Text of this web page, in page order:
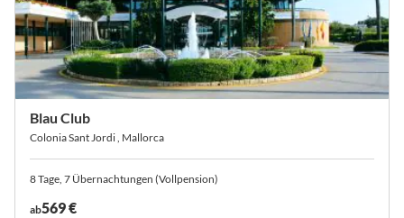
Blau Club
Colonia Sant Jordi , Mallorca
8 Tage, 7 Übernachtungen (Vollpension)
ab569 €